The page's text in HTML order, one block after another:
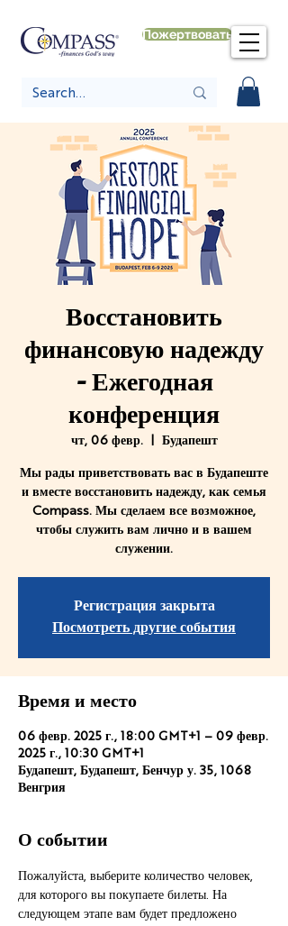
Пожертвовать
Восстановить
финансовую надежду
- Ежегодная
конференция
чт, 06 февр.
  |
Будапешт
Мы рады приветствовать вас в Будапеште
и вместе восстановить надежду, как семья
Compass. Мы сделаем все возможное,
чтобы служить вам лично и в вашем
служении.
Регистрация закрыта
Посмотреть другие события
Время и место
06 февр. 2025 г., 18:00 GMT+1 – 09 февр.
2025 г., 10:30 GMT+1
Будапешт, Будапешт, Бенчур у. 35, 1068
Венгрия
О событии
Пожалуйста, выберите количество человек,
для которого вы покупаете билеты. На
следующем этапе вам будет предложено